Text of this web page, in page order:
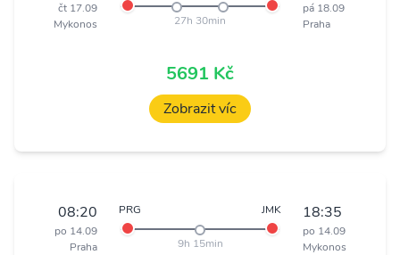
čt 17.09
Mykonos
27h 30min
pá 18.09
Praha
5691 Kč
Zobrazit víc
08:20
po 14.09
Praha
PRG JMK
9h 15min
18:35
po 14.09
Mykonos